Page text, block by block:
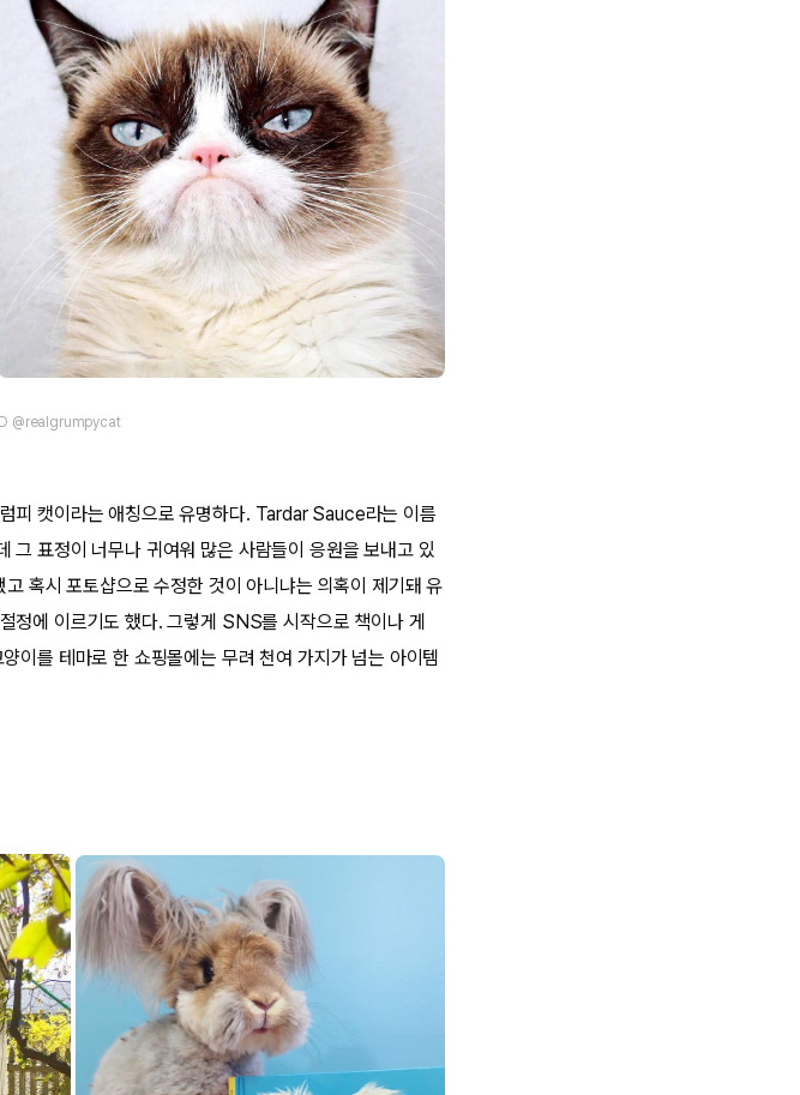
@realgrumpycat
피 캣이라는 애칭으로 유명하다. Tardar Sauce라는 이름
그 표정이 너무나 귀여워 많은 사람들이 응원을 보내고 있
혹시 포토샵으로 수정한 것이 아니냐는 의혹이 제기돼 유
정에 이르기도 했다. 그렇게 SNS를 시작으로 책이나 게
이를 테마로 한 쇼핑몰에는 무려 천여 가지가 넘는 아이템